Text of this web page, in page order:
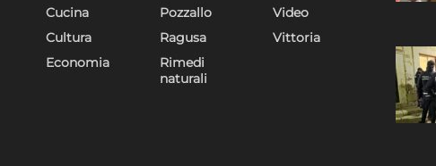
Cucina
Cultura
Economia
Pozzallo
Ragusa
Rimedi
naturali
Video
Vittoria